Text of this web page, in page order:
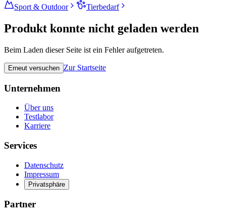
Sport & Outdoor
Tierbedarf
Produkt konnte nicht geladen werden
Beim Laden dieser Seite ist ein Fehler aufgetreten.
Erneut versuchen Zur Startseite
Unternehmen
Über uns
Testlabor
Karriere
Services
Datenschutz
Impressum
Privatsphäre
Partner